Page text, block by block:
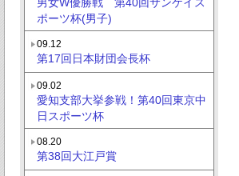
ポーツ杯(男子)
09.12
第17回日本財団会長杯
09.02
愛知支部大挙参戦！第40回東京中
日スポーツ杯
08.20
第38回大江戸賞